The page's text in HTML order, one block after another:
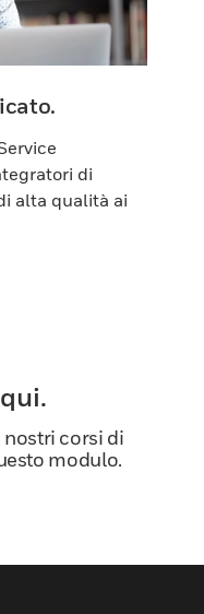
di
alta qualità ai
nostri corsi di
modulo.